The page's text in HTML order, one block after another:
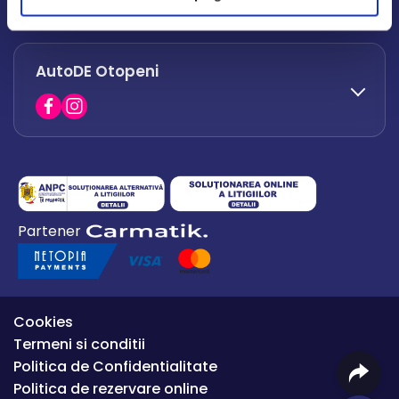
office.afumati@autode.ro
0730 063 852
0730 063 851
AutoDE Otopeni
0754 649 360
office.premium@autode.ro
Partener
Cookies
Termeni si conditii
Politica de Confidentialitate
Politica de rezervare online